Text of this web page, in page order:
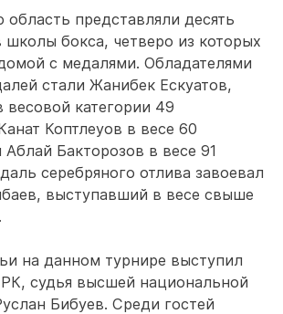
область представляли десять
школы бокса, четверо из которых
с медалями. Обладателями
стали Жанибек Ескуатов,
категории 49
Коптлеуов в весе 60
Бакторозов в весе 91
серебряного отлива завоевал
выступавший в весе свыше
на данном турнире выступил
судья высшей национальной
Бибуев. Среди гостей